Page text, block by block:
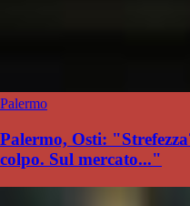
Palermo
Palermo, Osti:
colpo. Sul mercato..."